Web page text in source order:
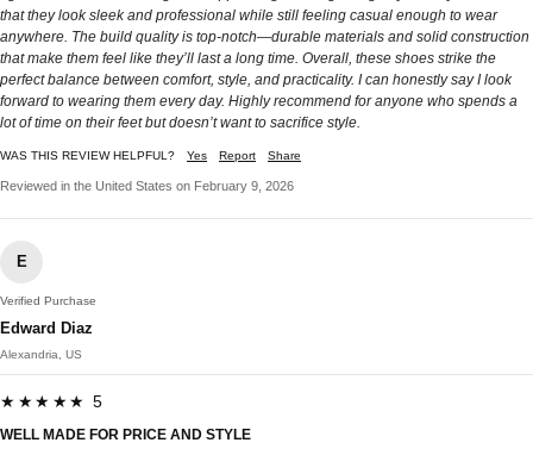
that they look sleek and professional while still feeling casual enough to wear
anywhere. The build quality is top-notch—durable materials and solid construction
that make them feel like they’ll last a long time. Overall, these shoes strike the
perfect balance between comfort, style, and practicality. I can honestly say I look
forward to wearing them every day. Highly recommend for anyone who spends a
lot of time on their feet but doesn’t want to sacrifice style.
WAS THIS REVIEW HELPFUL? Yes Report Share
Reviewed in the United States on February 9, 2026
E
Verified Purchase
Edward Diaz
Alexandria, US
★★★★★ 5
WELL MADE FOR PRICE AND STYLE